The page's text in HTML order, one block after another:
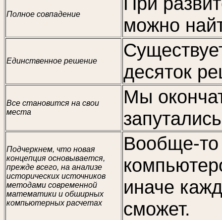
Полное совпадение
можно
Единственное решение
десяток
Все становится на свои
места
Мы
Подчеркнем, что новая
концепция основывается,
прежде всего, на анализе
исторических источников
методами современной
математики и обширных
компьютерных расчетах
Вообще-
иначе
сможет.